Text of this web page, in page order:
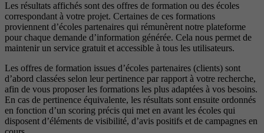
Les résultats affichés sont des offres de formation ou des écoles
correspondant à votre projet. Certaines de ces formations
proviennent d’écoles partenaires qui rémunèrent notre plateforme
pour chaque demande d’information générée. Cela nous permet de
maintenir un service gratuit et accessible à tous les utilisateurs.
Les offres de formation issues d’écoles partenaires (clients) sont
d’abord classées selon leur pertinence par rapport à votre recherche,
afin de vous proposer les formations les plus adaptées à vos besoins.
En cas de pertinence équivalente, les résultats sont ensuite ordonnés
en fonction d’un scoring précis qui met en avant les écoles qui
disposent d’éléments de visibilité, d’avis positifs et de campagnes en